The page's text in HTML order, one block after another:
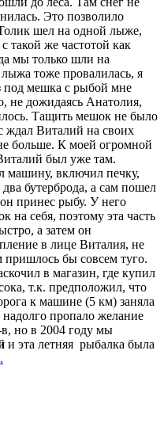
Это позволило
шел на одной лыже,
такой же частотой как
мы только шли на
тоже провалилась, я
под мешка с рыбой мне
не дожидаясь Анатолия,
Тащить мешок не было
ждал Виталий на своих
больше. К моей огромной
был уже там.
машину, включил печку,
бутерброда, а сам пошел
принес рыбу. У него
на себя, поэтому эта часть
а затем он
в лице Виталия, не
пришлось бы совсем туго.
в магазин, где купил
т.к. предположил, что
к машине (5 км) заняла
пропало желание
но в 2004 году мы
и эта летняя рыбалка была